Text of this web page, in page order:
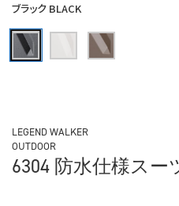
LEGEND WALKER
OUTDOOR
6304 防水仕様スー
ブラック BLACK